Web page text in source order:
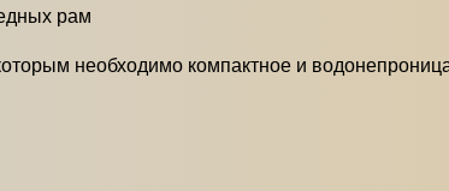
рам
необходимо компактное и